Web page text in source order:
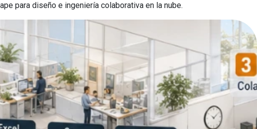
para diseño e ingeniería colaborativa en la nube.